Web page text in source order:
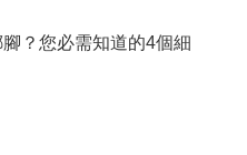
？您必需知道的4個細